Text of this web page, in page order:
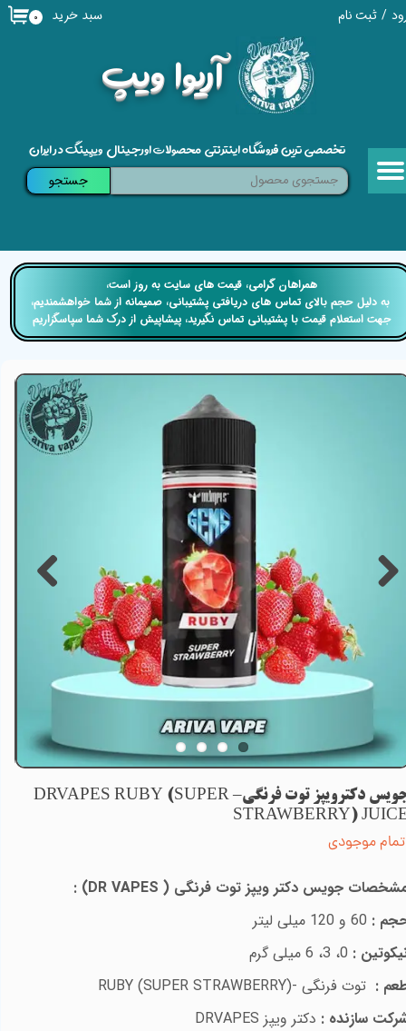
/ ثبت نام
حساب کاربری من
خروج از حساب کاربری
​آریوا ویپ
۰ سبد خرید
تخصصی ترین فروشگاه اینترنتی محصولات اورجینال ویپینگ در ایران
جستجو
جویس دکترویپز توت فرنگی– DRVAPES RUBY (SUPER
STRAWBERRY)
موجودی
جویس دکتر ویپز توت فرنگی (
DR VAPES
)
:
:
:
: توت فرنگی -
RUBY (SUPER STRAWBERRY)
سازنده : دکتر ویپز DRVAPES
​​همراهان گرامی، قیمت های سایت به روز است،
​​​​​​​ به دلیل حجم بالای تماس های دریافتی پشتیبانی، صمیمانه از شما خواهشمندیم،
جهت استعلام قیمت با پشتیبانی تماس نگیرید، پیشاپیش از درک شما سپاسگزاریم